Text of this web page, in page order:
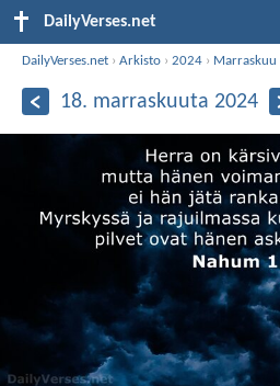
DailyVerses.net
DailyVerses.net ›Arkisto ›2024 › Marraskuu
18. marraskuuta 2024